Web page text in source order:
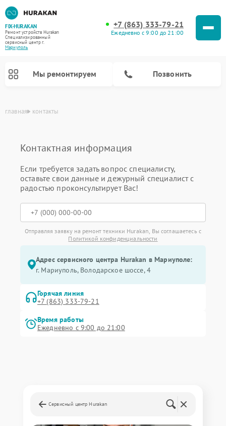
FIX-HURAKAN
Ремонт устройств Hurakan
Специализированный
cервисный центр г.
Мариуполь
+7 (863) 333-79-21
Ежедневно с 9:00 до 21:00
Мы ремонтируем Позвонить
главная контакты
Контактная информация
Если требуется задать вопрос специалисту,
оставьте свои данные и дежурный специалист с
радостью проконсультирует Вас!
Отправляя заявку на ремонт техники Hurakan, Вы соглашаетесь с
Политикой конфиденциальности
Адрес сервисного центра Hurakan в Мариуполе:
г. Мариуполь, Володарское шоссе, 4
Горячая линия
+7 (863) 333-79-21
Время работы
Ежедневно с 9:00 до 21:00
Сервисный центр Hurakan